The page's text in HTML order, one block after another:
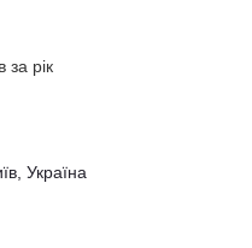
за рік
Україна